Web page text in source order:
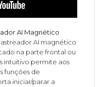
AI Magnético
AI magnético
na parte frontal ou
intuitivo permite aos
funções de
iniciar/parar a